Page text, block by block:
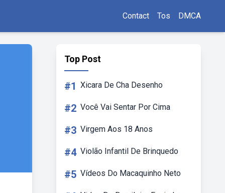
Contact Tos DMCA
Top Post
#1 Xicara De Cha Desenho
#2 Você Vai Sentar Por Cima
#3 Virgem Aos 18 Anos
#4 Violão Infantil De Brinquedo
#5 Vídeos Do Macaquinho Neto